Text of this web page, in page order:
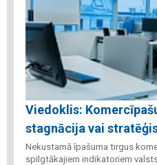
Viedoklis:
stagnācija vai
Nekustamā īpašuma tirgus
spilgtākajiem indikatoriem